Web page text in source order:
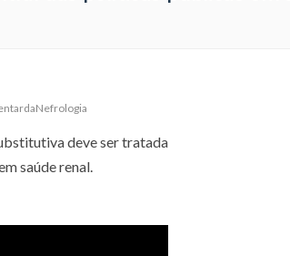
deve ser tratada
saúde renal.